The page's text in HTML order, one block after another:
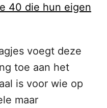
40 die hun eigen
voegt deze
toe aan het
is voor wie op
maar